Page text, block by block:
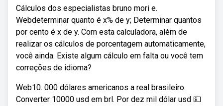
Cálculos dos especialistas bruno mori e.
Webdeterminar quanto é x% de y; Determinar quantos
por cento é x de y. Com esta calculadora, além de
realizar os cálculos de porcentagem automaticamente,
você ainda. Existe algum cálculo em falta ou você tem
correções de idioma?
Web10. 000 dólares americanos a real brasileiro.
Converter 10000 usd em brl. Por dez mil dólar usd 💵